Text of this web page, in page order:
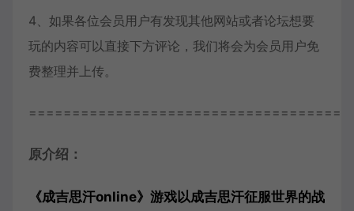
4、如果各位会员用户有发现其他网站或者论坛想要
玩的内容可以直接下方评论，我们将会为会员用户免
费整理并上传。
原介绍：
《成吉思汗online》游戏以成吉思汗征服世界的战